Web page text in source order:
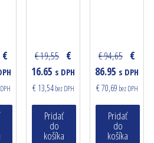
€
€ 19,55 €
16.65 s DPH
€ 13,54bez DPH
Pridať
do
košíka
€ 94,65 €
86.95 s DPH
€ 70,69 bez DPH
Pridať
do
košíka